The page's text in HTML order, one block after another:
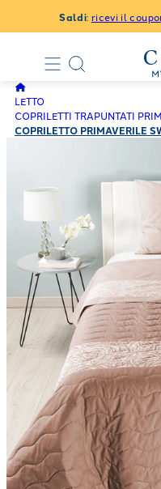
Saldi: ricevi il
LETTO
COPRILETTI TRAPUNTATI
COPRILETTO PRIMAVERILE